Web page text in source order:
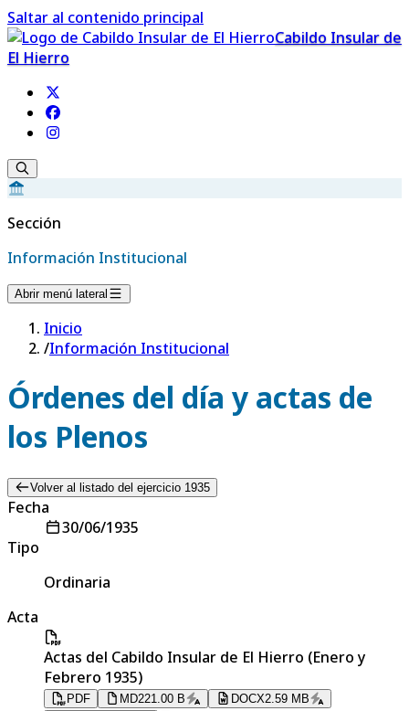
Saltar al contenido principal
Cabildo Insular de
El Hierro
Sección
Información Institucional
Abrir menú lateral
Inicio
/Información Institucional
Órdenes del día y actas de
los Plenos
Volver al listado del ejercicio 1935
Fecha
30/06/1935
Tipo
Ordinaria
Acta
Actas del Cabildo Insular de El Hierro (Enero y
Febrero 1935)
PDF MD221.00 B DOCX2.59 MB